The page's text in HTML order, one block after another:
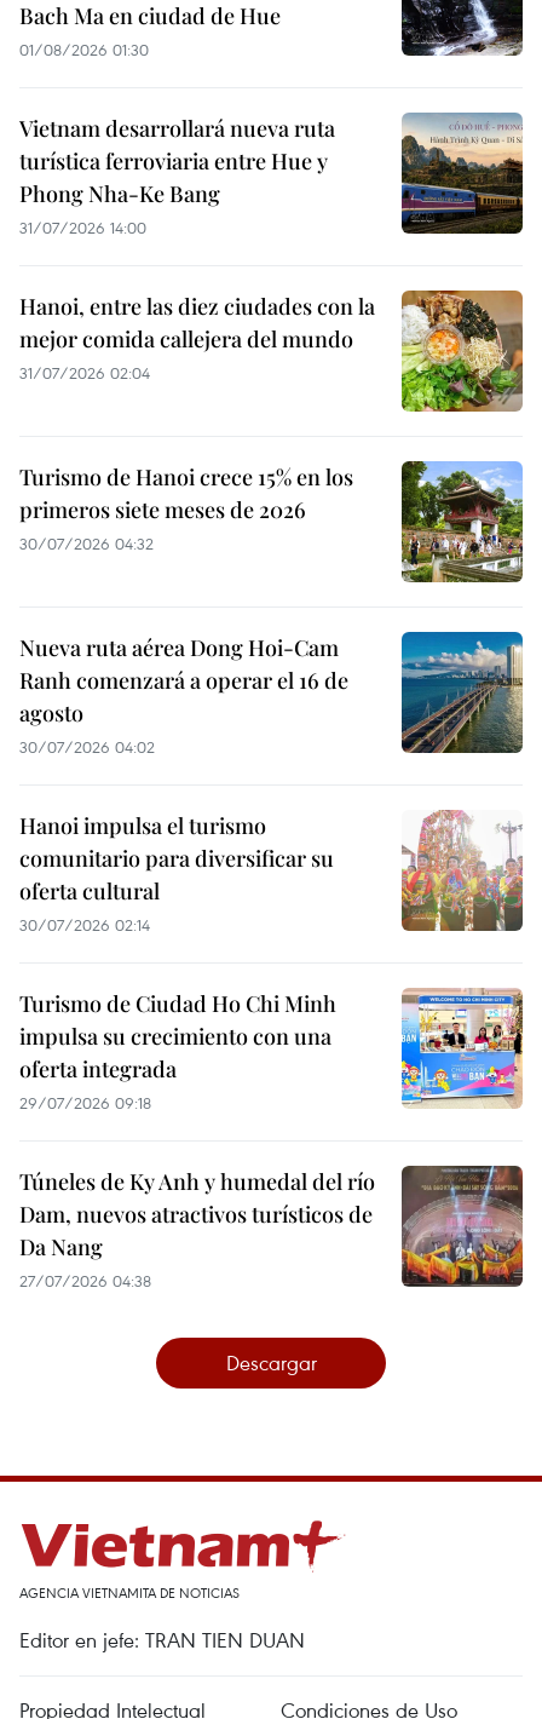
Bach Ma en ciudad de Hue
01/08/2026 01:30
Vietnam desarrollará nueva ruta
turística ferroviaria entre Hue y
Phong Nha-Ke Bang
31/07/2026 14:00
Hanoi, entre las diez ciudades con la
mejor comida callejera del mundo
31/07/2026 02:04
Turismo de Hanoi crece 15% en los
primeros siete meses de 2026
30/07/2026 04:32
Nueva ruta aérea Dong Hoi-Cam
Ranh comenzará a operar el 16 de
agosto
30/07/2026 04:02
Hanoi impulsa el turismo
comunitario para diversificar su
oferta cultural
30/07/2026 02:14
Turismo de Ciudad Ho Chi Minh
impulsa su crecimiento con una
oferta integrada
29/07/2026 09:18
Túneles de Ky Anh y humedal del río
Dam, nuevos atractivos turísticos de
Da Nang
27/07/2026 04:38
Descargar
AGENCIA VIETNAMITA DE NOTICIAS
Editor en jefe: TRAN TIEN DUAN
Propiedad Intelectual Condiciones de Uso